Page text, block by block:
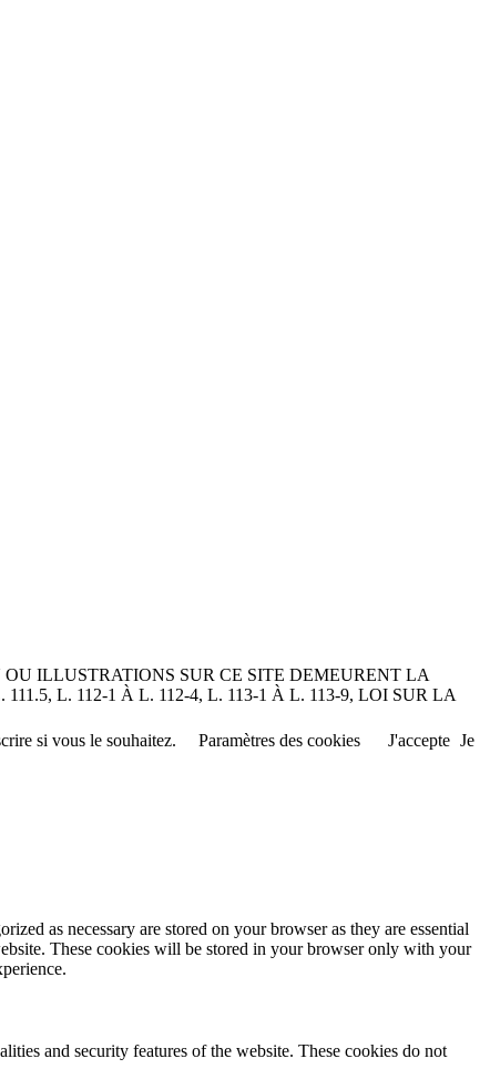
ILLUSTRATIONS SUR CE SITE DEMEURENT LA
L. 112-1 À L. 112-4, L. 113-1 À L. 113-9, LOI SUR LA
si vous le souhaitez.
Paramètres des cookies J'accepte Je
as necessary are stored on your browser as they are essential
These cookies will be stored in your browser only with your
and security features of the website. These cookies do not